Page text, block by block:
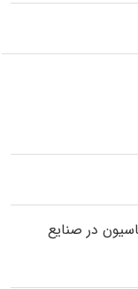
در صنایع